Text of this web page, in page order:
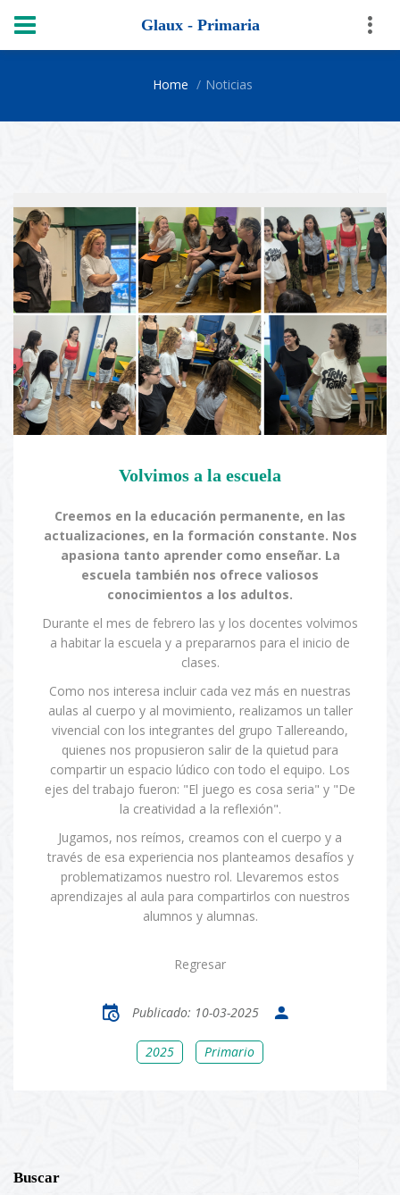
Glaux - Primaria
Home Noticias
Volvimos a la escuela
Creemos en la educación permanente, en las
actualizaciones, en la formación constante. Nos
apasiona tanto aprender como enseñar. La
escuela también nos ofrece valiosos
conocimientos a los adultos.
Durante el mes de febrero las y los docentes volvimos
a habitar la escuela y a prepararnos para el inicio de
clases.
Como nos interesa incluir cada vez más en nuestras
aulas al cuerpo y al movimiento, realizamos un taller
vivencial con los integrantes del grupo Tallereando,
quienes nos propusieron salir de la quietud para
compartir un espacio lúdico con todo el equipo. Los
ejes del trabajo fueron: "El juego es cosa seria" y "De
la creatividad a la reflexión".
Jugamos, nos reímos, creamos con el cuerpo y a
través de esa experiencia nos planteamos desafíos y
problematizamos nuestro rol. Llevaremos estos
aprendizajes al aula para compartirlos con nuestros
alumnos y alumnas.
Regresar
Publicado: 10-03-2025
2025 Primario
Buscar